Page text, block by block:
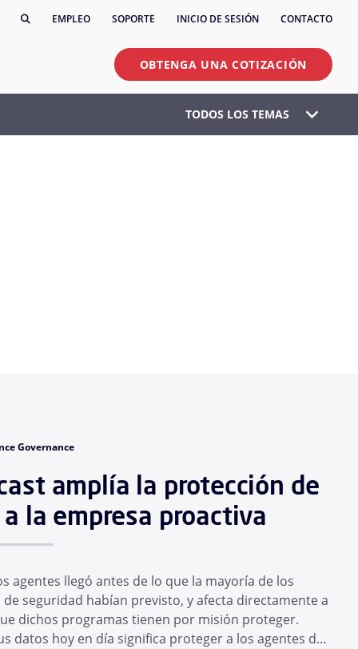
EMPLEO SOPORTE INICIO DE SESIÓN CONTACTO
OBTENGA UNA COTIZACIÓN
TODOS LOS TEMAS
Governance
amplía la protección de
la empresa proactiva
agentes llegó antes de lo que la mayoría de los
seguridad habían previsto, y afecta directamente a
dichos programas tienen por misión proteger.
datos hoy en día significa proteger a los agentes de